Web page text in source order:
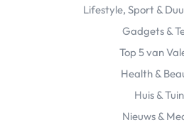
Lifestyle, Sport &
Gadgets &
Top 5 van
Health &
Huis & Tuin
Nieuws &